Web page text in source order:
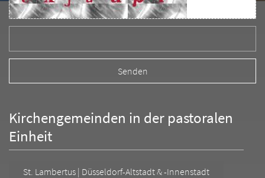
Kirchengemeinden in der pastoralen
Einheit
St. Lambertus | Düsseldorf-Altstadt & -Innenstadt